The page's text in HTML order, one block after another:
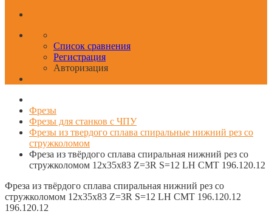
Список сравнения
Регистрация
Авторизация
Фрезы
Фрезы для станков с ЧПУ
Фрезы из твердого сплава спиральные нижний рез со
стружколомом
Фреза из твёрдого сплава спиральная нижний рез со
стружколомом 12x35x83 Z=3R S=12 LH CMT 196.120.12
Фреза из твёрдого сплава спиральная нижний рез со
стружколомом 12x35x83 Z=3R S=12 LH CMT 196.120.12
196.120.12